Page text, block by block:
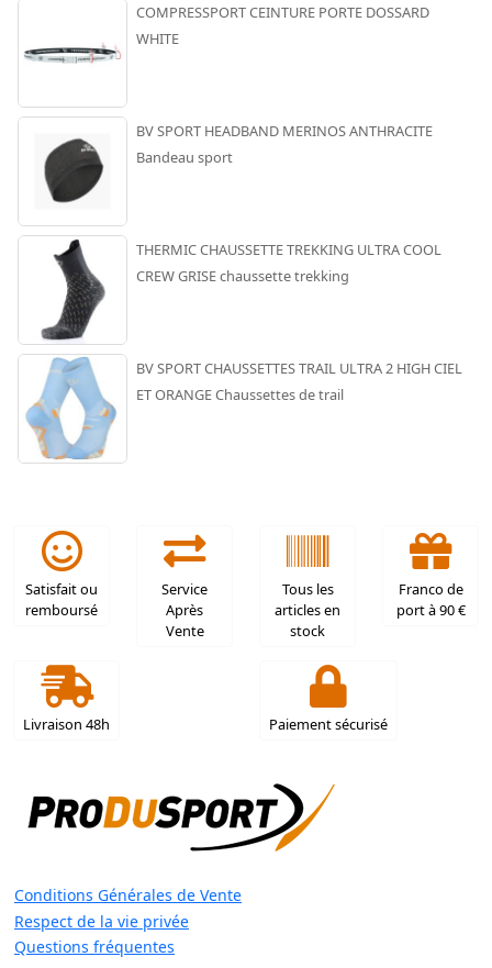
COMPRESSPORT CEINTURE PORTE DOSSARD
WHITE
BV SPORT HEADBAND MERINOS ANTHRACITE
Bandeau sport
THERMIC CHAUSSETTE TREKKING ULTRA COOL
CREW GRISE chaussette trekking
BV SPORT CHAUSSETTES TRAIL ULTRA 2 HIGH CIEL
ET ORANGE Chaussettes de trail
Satisfait ou
remboursé
Service
Après
Vente
Tous les
articles en
stock
Franco de
port à 90 €
Livraison 48h Paiement sécurisé
Conditions Générales de Vente
Respect de la vie privée
Questions fréquentes